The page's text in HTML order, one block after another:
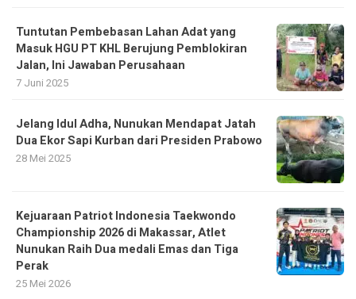
Tuntutan Pembebasan Lahan Adat yang
Masuk HGU PT KHL Berujung Pemblokiran
Jalan, Ini Jawaban Perusahaan
7 Juni 2025
Jelang Idul Adha, Nunukan Mendapat Jatah
Dua Ekor Sapi Kurban dari Presiden Prabowo
28 Mei 2025
Kejuaraan Patriot Indonesia Taekwondo
Championship 2026 di Makassar, Atlet
Nunukan Raih Dua medali Emas dan Tiga
Perak
25 Mei 2026